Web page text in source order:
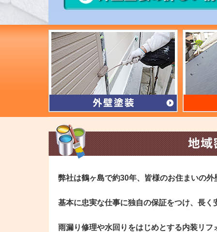
弊社は鶴ヶ島で約30年、皆様のお住まいの
基本に忠実な仕事に独自の保証をつけ、長
雨漏り修理や水回りをはじめとする内装リフ